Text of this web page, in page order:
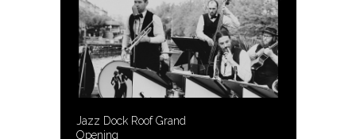
Jazz Dock Roof Grand
Opening